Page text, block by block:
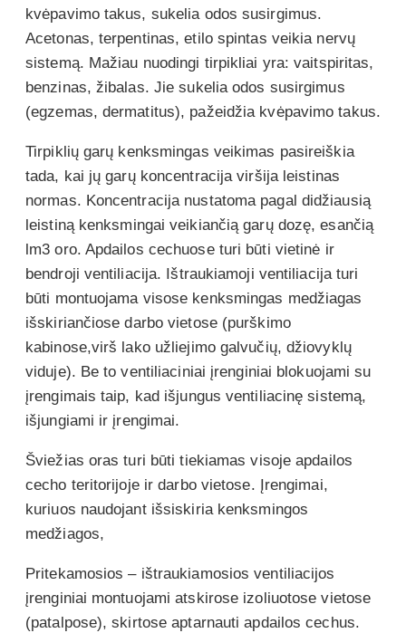
kvėpavimo takus, sukelia odos susirgimus.
Acetonas, terpentinas, etilo spintas veikia nervų
sistemą. Mažiau nuodingi tirpikliai yra: vaitspiritas,
benzinas, žibalas. Jie sukelia odos susirgimus
(egzemas, dermatitus), pažeidžia kvėpavimo takus.
Tirpiklių garų kenksmingas veikimas pasireiškia
tada, kai jų garų koncentracija viršija leistinas
normas. Koncentracija nustatoma pagal didžiausią
leistiną kenksmingai veikiančią garų dozę, esančią
lm3 oro. Apdailos cechuose turi būti vietinė ir
bendroji ventiliacija. Ištraukiamoji ventiliacija turi
būti montuojama visose kenksmingas medžiagas
išskiriančiose darbo vietose (purškimo
kabinose,virš lako užliejimo galvučių, džiovyklų
viduje). Be to ventiliaciniai įrenginiai blokuojami su
įrengimais taip, kad išjungus ventiliacinę sistemą,
išjungiami ir įrengimai.
Šviežias oras turi būti tiekiamas visoje apdailos
cecho teritorijoje ir darbo vietose. Įrengimai,
kuriuos naudojant išsiskiria kenksmingos
medžiagos,
Pritekamosios – ištraukiamosios ventiliacijos
įrenginiai montuojami atskirose izoliuotose vietose
(patalpose), skirtose aptarnauti apdailos cechus.